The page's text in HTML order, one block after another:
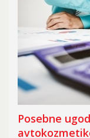
Posebne